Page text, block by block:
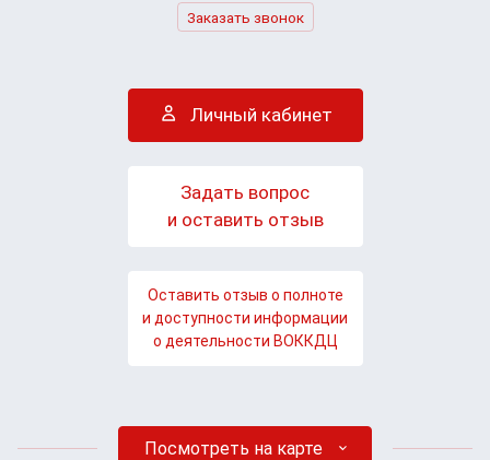
Заказать звонок
Личный кабинет
Задать вопрос
и оставить отзыв
Оставить отзыв о полноте
и доступности информации
о деятельности ВОККДЦ
Посмотреть на карте